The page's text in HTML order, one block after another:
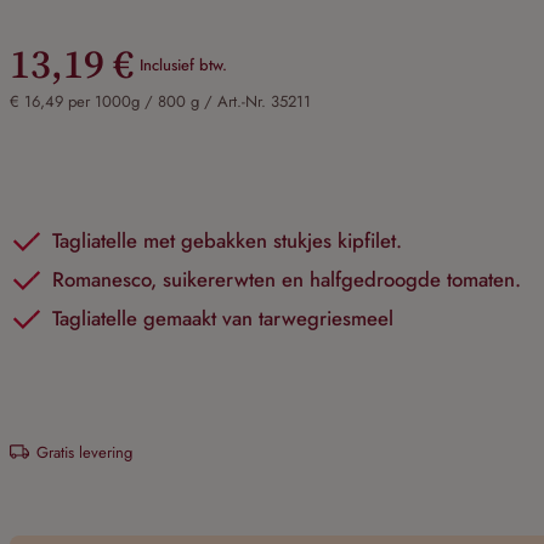
13,19 € Inclusief btw.
€ 16,49 per 1000g / 800 g / Art.-Nr. 35211
Tagliatelle met gebakken stukjes kipfilet.
Romanesco, suikererwten en halfgedroogde tomaten.
Tagliatelle gemaakt van tarwegriesmeel
Gratis levering